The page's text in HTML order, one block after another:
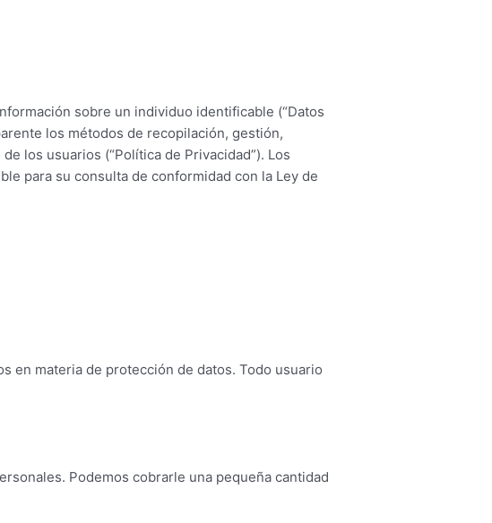
sobre un individuo identificable (“Datos
los métodos de recopilación, gestión,
los usuarios (“Política de Privacidad”). Los
para su consulta de conformidad con la Ley de
en materia de protección de datos. Todo usuario
Podemos cobrarle una pequeña cantidad